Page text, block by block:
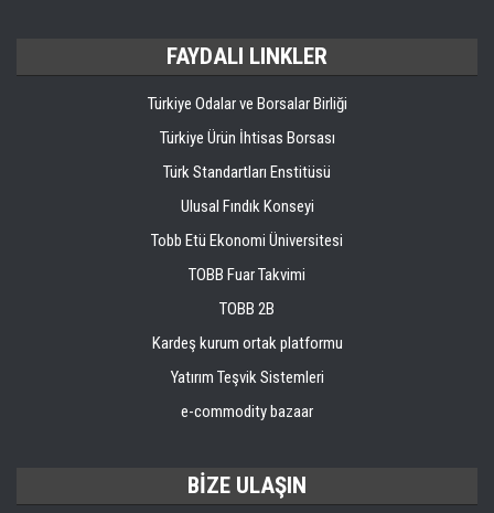
FAYDALI LINKLER
Türkiye Odalar ve Borsalar Birliği
Türkiye Ürün İhtisas Borsası
Türk Standartları Enstitüsü
Ulusal Fındık Konseyi
Tobb Etü Ekonomi Üniversitesi
TOBB Fuar Takvimi
TOBB 2B
Kardeş kurum ortak platformu
Yatırım Teşvik Sistemleri
e-commodity bazaar
BİZE ULAŞIN